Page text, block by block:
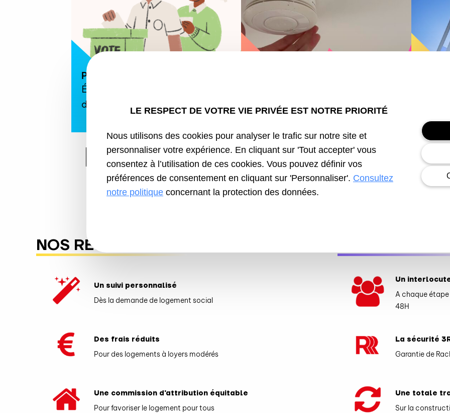
Pour tous
Élections des représentants
des locataires
Toutes nos actualités
de…
Toutes nos vidéos
NOS RESPONSABILITÉS
Un suivi personnalisé
Dès la demande de logement social
Des frais réduits
Pour des logements à loyers modérés
Une commission d'attribution équitable
Pour favoriser le logement pour tous
NOS
Un
A chaque
48H
La sécurité
Garantie de
Une totale
Sur la
LE RESPECT DE VOTRE VIE PRIVÉE EST NOTRE PRIORITÉ
Nous utilisons des cookies pour analyser le trafic sur notre site et
personnaliser votre expérience. En cliquant sur 'Tout accepter' vous
consentez à l’utilisation de ces cookies. Vous pouvez définir vos
préférences de consentement en cliquant sur 'Personnaliser'. Consultez
notre politique concernant la protection des données.